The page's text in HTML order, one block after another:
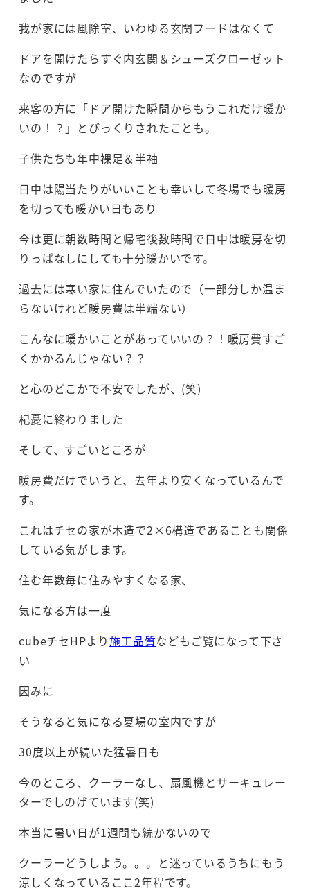
我が家には風除室、いわゆる玄関フードはなくて
ドアを開けたらすぐ内玄関＆シューズクローゼット
なのですが
来客の方に「ドア開けた瞬間からもうこれだけ暖か
いの！？」とびっくりされたことも。
子供たちも年中裸足＆半袖
日中は陽当たりがいいことも幸いして冬場でも暖房
を切っても暖かい日もあり
今は更に朝数時間と帰宅後数時間で日中は暖房を切
りっぱなしにしても十分暖かいです。
過去には寒い家に住んでいたので（一部分しか温ま
らないけれど暖房費は半端ない）
こんなに暖かいことがあっていいの？！暖房費すご
くかかるんじゃない？？
と心のどこかで不安でしたが、(笑)
杞憂に終わりました
そして、すごいところが
暖房費だけでいうと、去年より安くなっているんで
す。
これはチセの家が木造で2×6構造であることも関係
している気がします。
住む年数毎に住みやすくなる家、
気になる方は一度
cubeチセHPより施工品質などもご覧になって下さ
い
因みに
そうなると気になる夏場の室内ですが
30度以上が続いた猛暑日も
今のところ、クーラーなし、扇風機とサーキュレー
ターでしのげています(笑)
本当に暑い日が1週間も続かないので
クーラーどうしよう。。。と迷っているうちにもう
涼しくなっているここ2年程です。